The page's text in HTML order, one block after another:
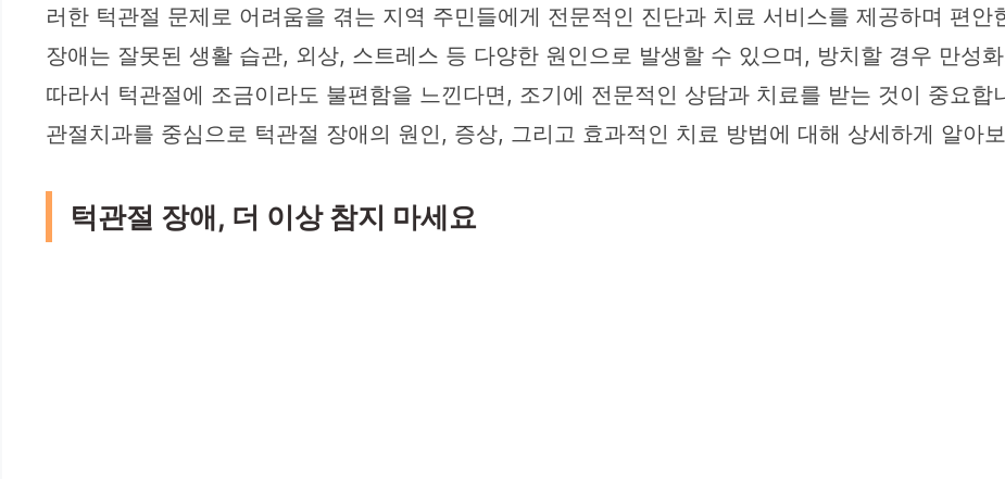
러한 턱관절 문제로 어려움을 겪는 지역 주민들에게 전문적인 진단과 치료 서비스를 제공하며 편
장애는 잘못된 생활 습관, 외상, 스트레스 등 다양한 원인으로 발생할 수 있으며, 방치할 경우 만성
따라서 턱관절에 조금이라도 불편함을 느낀다면, 조기에 전문적인 상담과 치료를 받는 것이 중요
관절치과를 중심으로 턱관절 장애의 원인, 증상, 그리고 효과적인 치료 방법에 대해 상세하게 알아
턱관절 장애, 더 이상 참지 마세요